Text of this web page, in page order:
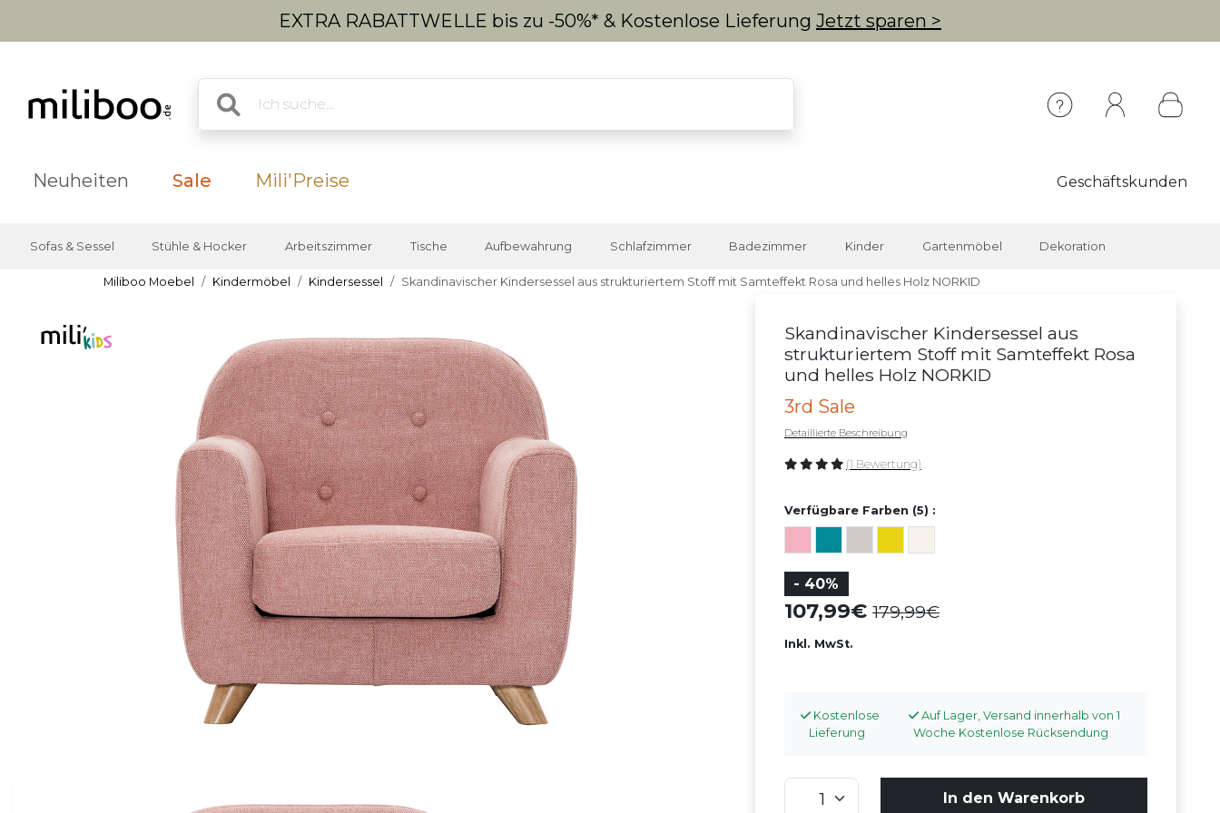
EXTRA RABATTWELLE bis zu -50%* & Kostenlose Lieferung Jetzt sparen >
Neuheiten Sale Mili'Preise Geschäftskunden
Sofas & Sessel Stühle & Hocker Arbeitszimmer Tische Aufbewahrung Schlafzimmer Badezimmer Kinder Gartenmöbel Dekoration
Miliboo Moebel Kindermöbel Kindersessel Skandinavischer Kindersessel aus strukturiertem Stoff mit Samteffekt Rosa und helles Holz NORKID
Skandinavischer Kindersessel aus
strukturiertem Stoff mit Samteffekt Rosa
und helles Holz NORKID
3rd Sale
Detaillierte Beschreibung
(1 Bewertung)
Verfügbare Farben (5) :
- 40%
107,99 179,99
Inkl. MwSt.
Kostenlose
Lieferung
Auf Lager, Versand innerhalb von 1
Woche Kostenlose Rücksendung
In den Warenkorb